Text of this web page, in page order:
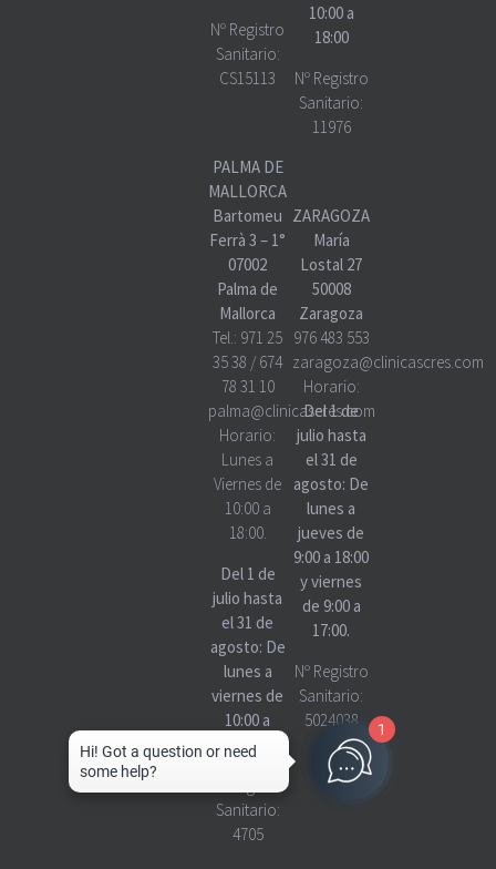
Nº Registro
Sanitario:
CS15113
PALMA DE
MALLORCA
Bartomeu
Ferrà 3 – 1°
07002
Palma de
Mallorca
Tel.: 971 25
35 38 / 674
78 31 10
palma@clinicascres.com
Horario:
Lunes a
Viernes de
10:00 a
18:00.
Del 1 de
julio hasta
el 31 de
agosto: De
lunes a
viernes de
10:00 a
18:00
Nº Registro
Sanitario:
4705
10:00 a
18:00
Nº Registro
Sanitario:
11976
ZARAGOZA
María
Lostal 27
50008
Zaragoza
976 483 553
zaragoza@clinicascres.com
Horario:
Del 1 de
julio hasta
el 31 de
agosto: De
lunes a
jueves de
9:00 a 18:00
y viernes
de 9:00 a
17:00.
Nº Registro
Sanitario:
5024038
1